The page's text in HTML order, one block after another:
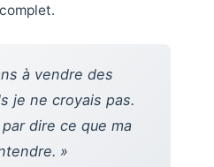
à vendre des
je ne croyais pas.
dire ce que ma
»